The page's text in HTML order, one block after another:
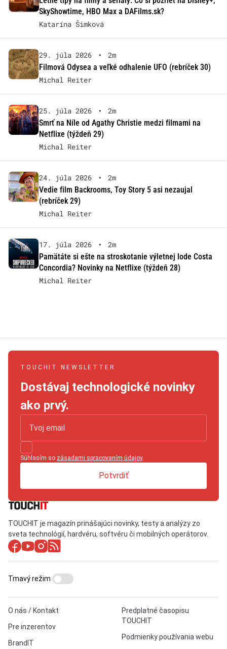
SkyShowtime, HBO Max a DAFilms.sk?
Katarína Šimková
29. júla 2026 •
2m
Filmová Odysea a veľké odhalenie UFO (rebríček 30)
Michal Reiter
25. júla 2026 •
2m
Smrť na Níle od Agathy Christie medzi filmami na
Netflixe (týždeň 29)
Michal Reiter
24. júla 2026 •
2m
Vedie film Backrooms, Toy Story 5 asi nezaujal
(rebríček 29)
Michal Reiter
17. júla 2026 •
2m
Pamätáte si ešte na stroskotanie výletnej lode Costa
Concordia? Novinky na Netflixe (týždeň 28)
Michal Reiter
TOUCHIT NEWSLETTER
Dostávaj technologické novinky
ako prvý.
Súhlasím so zásadami spracovaním údajov.
Potvrdiť
TOUCHIT je magazín prinášajúci novinky, testy a analýzy zo
sveta technológií, hardvéru, softvéru či mobilných operátorov.
O nás / Kontakt
Pre inzerentov
BrandIT
Predplatné časopisu
TOUCHIT
Podmienky používania webu
Tmavý režim